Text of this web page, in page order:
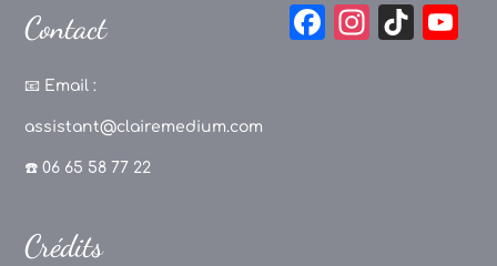
Contact
📧 Email :
assistant@clairemedium.com
☎️ 06 65 58 77 22
F
In
Ti
Crédits